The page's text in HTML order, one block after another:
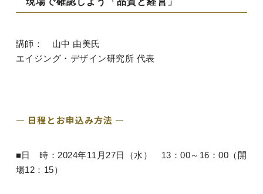
講師： 山中 由美氏
エイジング・デザイン研究所 代表
― 日程とお申込み方法 ―
■日 時：2024年11月27日（水） 13：00～16：00（開
場12：15）